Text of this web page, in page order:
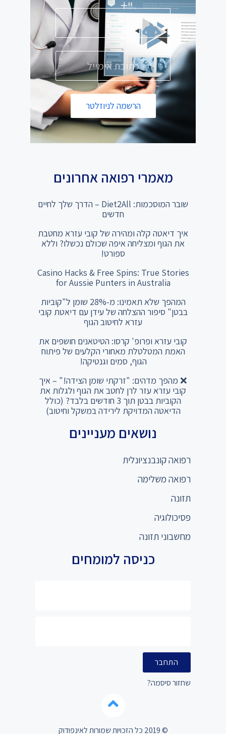
הרשמה לניוזלטר
מאמרי רפואה אחרונים
שובר המוסכמות: Diet2All – הדרך שלך לחיים
חדשים
איך דיאטה קלה ומהירה של קובי עזרא מחטבת
את הגוף ומצליחה איפה שכולם נכשלו? וללא
ספורט!
Casino Hacks & Free Spins: True Stories
for Aussie Punters in Australia
המהפך שלא תאמינו: מ-28% שומן ל"קוביות
בבטן" סיפור ההצלחה של עידן עם דיאטת קובי
עזרא לחיטוב הגוף
קובי עזרא ופרופ' קרסו: הטיטאנים חושפים את
האמת המטלטלת מאחורי הקלעים של פיתוח
הגוף, סמים וגנטיקה!
❌ מהפך מדהים: "זרקתי שומן הצידה!" – איך
קובי עזרא עזר לרן לחטב את הגוף ולגלות את
הקוביות בבטן תוך 3 חודשים בלבד? (כולל
הדיאטה המדויקת לירידה במשקל וחיטוב)
נושאים מעניינים
רפואה קונבנציונלית
רפואה משלימה
תזונה
פסיכולוגיה
מחשבוני תזונה
כניסה למומחים
התחבר
שחזור סיסמה?
© 2019 כל הזכויות שמורות לאינפודוק